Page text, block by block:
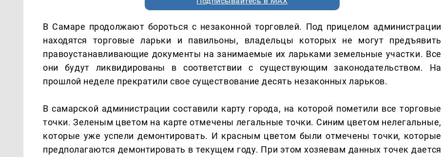
В Самаре продолжают бороться с незаконной торговлей. Под прицелом администрации
находятся торговые ларьки и павильоны, владельцы которых не могут предъявить
правоустанавливающие документы на занимаемые их ларьками земельные участки. Все
они будут ликвидированы в соответствии с существующим законодательством. На
прошлой неделе прекратили свое существование десять незаконных ларьков.
В самарской администрации составили карту города, на которой пометили все торговые
точки. Зеленым цветом на карте отмечены легальные точки. Синим цветом нелегальные,
которые уже успели демонтировать. И красным цветом были отмечены точки, которые
предполагаются демонтировать в текущем году. При этом хозяевам данных точек дается